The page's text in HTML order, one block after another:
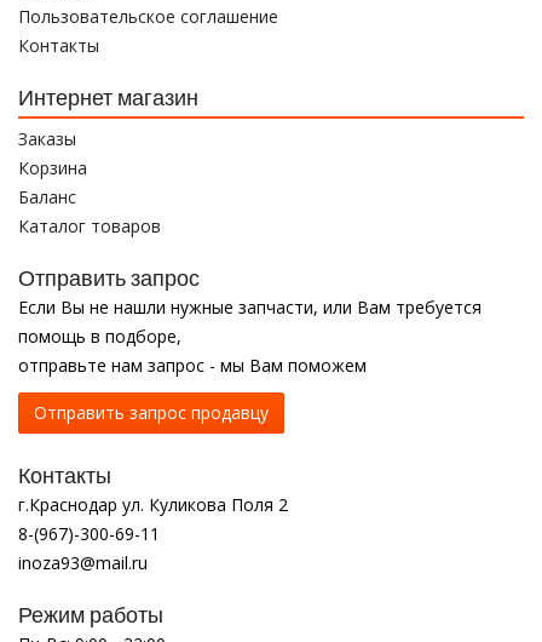
Пользовательское соглашение
Контакты
Интернет магазин
Заказы
Корзина
Баланс
Каталог товаров
Отправить запрос
Если Вы не нашли нужные запчасти, или Вам требуется
помощь в подборе,
отправьте нам запрос - мы Вам поможем
Отправить запрос продавцу
Контакты
г.Краснодар ул. Куликова Поля 2
8-(967)-300-69-11
inoza93@mail.ru
Режим работы